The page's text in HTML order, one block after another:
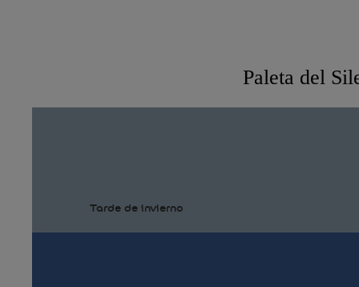
Paleta del
Tarde de invierno